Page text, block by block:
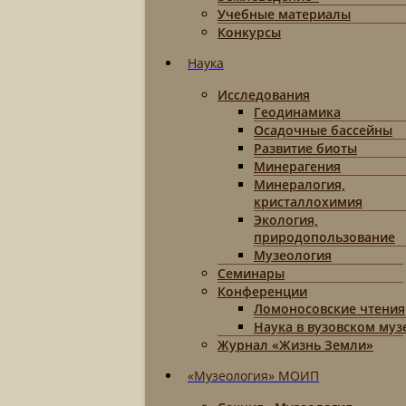
Учебные материалы
Конкурсы
Наука
Исследования
Геодинамика
Осадочные бассейны
Развитие биоты
Минерагения
Минералогия,
кристаллохимия
Экология,
природопользование
Музеология
Семинары
Конференции
Ломоносовские чтения
Наука в вузовском
Журнал «Жизнь Земли»
«Музеология» МОИП